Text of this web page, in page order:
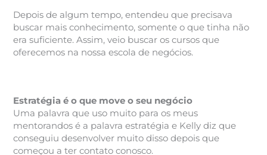
Depois de algum tempo, entendeu que precisava
buscar mais conhecimento, somente o que tinha não
era suficiente. Assim, veio buscar os cursos que
oferecemos na nossa escola de negócios.
Estratégia é o que move o seu negócio
Uma palavra que uso muito para os meus
mentorandos é a palavra estratégia e Kelly diz que
conseguiu desenvolver muito disso depois que
começou a ter contato conosco.